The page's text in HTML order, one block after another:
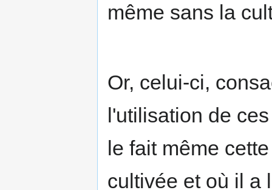
même sans la
Or, celui-ci,
l'utilisation de
le fait même
cultivée et où il a